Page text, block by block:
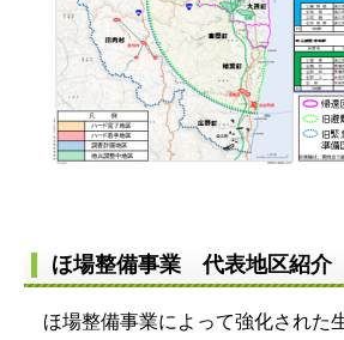
ほ場整備事業 代表地区紹介
ほ場整備事業によって強化された